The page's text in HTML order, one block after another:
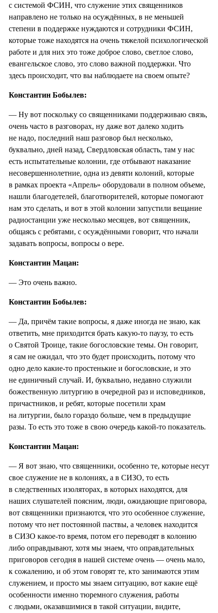
с системой ФСИН, что служение этих священников
направлено не только на осуждённых, в не меньшей
степени в поддержке нуждаются и сотрудники ФСИН,
которые тоже находятся на очень тяжелой психологической
работе и для них это тоже доброе слово, светлое слово,
евангельское слово, это слово важной поддержки. Что
здесь происходит, что вы наблюдаете на своем опыте?
Константин Бобылев:
— Ну вот поскольку со священниками поддерживаю связь,
очень часто в разговорах, ну даже вот далеко ходить
не надо, последний наш разговор был несколько,
буквально, дней назад, Свердловская область, там у нас
есть испытательные колонии, где отбывают наказание
несовершеннолетние, одна из девяти колоний, которые
в рамках проекта «Апрель» оборудовали в полном объеме,
нашли благодетелей, благотворителей, которые помогают
нам это сделать, и вот в этой колонии запустили вещание
радиостанции уже несколько месяцев, вот священник,
общаясь с ребятами, с осуждёнными говорит, что начали
задавать вопросы, вопросы о вере.
Константин Мацан:
— Это очень важно.
Константин Бобылев:
— Да, причём такие вопросы, я даже иногда не знаю, как
ответить, мне приходится брать какую-то паузу, то есть
о Святой Троице, такие богословские темы. Он говорит,
я сам не ожидал, что это будет происходить, потому что
одно дело какие-то простенькие и богословские, и это
не единичный случай. И, буквально, недавно служили
божественную литургию в очередной раз и исповедников,
причастников, и ребят, которые посетили храм
на литургии, было гораздо больше, чем в предыдущие
разы. То есть это тоже в свою очередь какой-то показатель.
Константин Мацан:
— Я вот знаю, что священники, особенно те, которые несут
свое служение не в колониях, а в СИЗО, то есть
в следственных изоляторах, в которых находятся, для
наших слушателей поясним, люди, ожидающие приговора,
вот священники признаются, что это особенное служение,
потому что нет постоянной паствы, а человек находится
в СИЗО какое-то время, потом его переводят в колонию
либо оправдывают, хотя мы знаем, что оправдательных
приговоров сегодня в нашей системе очень — очень мало,
к сожалению, и об этом говорят те, кто занимаются этим
служением, и просто мы знаем ситуацию, вот какие ещё
особенности именно тюремного служения, работы
с людьми, оказавшимися в такой ситуации, видите,